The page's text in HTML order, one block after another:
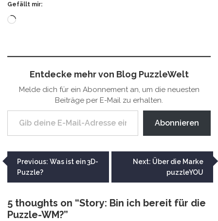
Gefällt mir:
Wird
Entdecke mehr von Blog PuzzleWelt
Melde dich für ein Abonnement an, um die neuesten
Beiträge per E-Mail zu erhalten.
Gib deine E-Mail-Adresse ein ...
Abonnieren
Beitragsnavigation
Previous: Was ist ein 3D-
Puzzle?
Next: Über die Marke
puzzleYOU
5 thoughts on “Story: Bin ich bereit für die
Puzzle-WM?”